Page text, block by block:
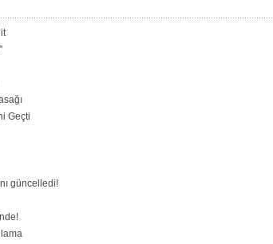
Geçti
güncelledi!